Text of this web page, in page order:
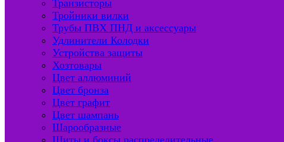
Транзисторы
Тройники вилки
Трубы ПВХ ПНД и аксессуары
Удлинители Колодки
Устройства защиты
Хозтовары
Цвет аллюминий
Цвет бронза
Цвет графит
Цвет шампань
Шарообразные
Щиты и боксы распределительные